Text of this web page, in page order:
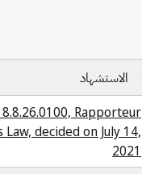
الاستشهاد
Rapporteur
decided on July 14,
2021